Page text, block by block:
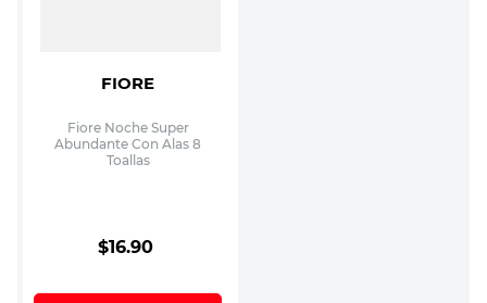
FIORE
Fiore Noche Super
Abundante Con Alas 8
Toallas
$16.90